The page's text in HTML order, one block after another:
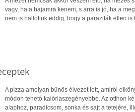
vagy, ha a hajamra kenem, s arra is jó, ha a
nem is hallottuk eddig, hogy a paraziták ellen
A pizza amolyan bűnös élvezet lett, amiről
módon tehető kalóriaszegényebbé. Az otthon
alaphoz, paradicsom, sonka és sajt a tetejére,